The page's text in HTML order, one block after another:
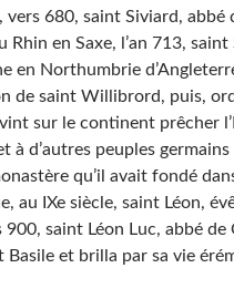
680, saint Siviard, abbé
en Saxe, l’an 713, saint
en Northumbrie
de saint Willibrord, puis,
sur le continent prêcher
à d’autres peuples
qu’il avait fondé
IXe siècle, saint Léon,
saint Léon Luc, abbé de
Basile et brilla par sa vie